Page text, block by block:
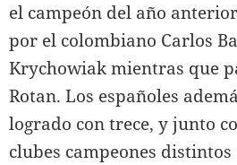
el campeón del año
por el colombiano Carlos
Krychowiak mientras que
Rotan. Los españoles
logrado con trece, y junto
clubes campeones